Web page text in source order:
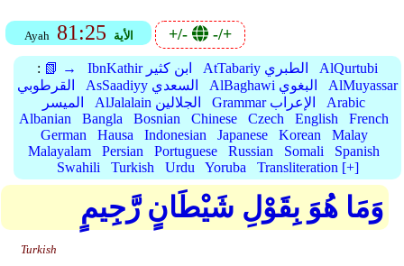
Ayah 81:25 الأية +/- -/+
: 📗 → IbnKathir ابن كثير AtTabariy الطبري
AlQurtubi
القرطوبي
AsSaadiyy السعدي AlBaghawi البغوي
AlMuyassar
الميسر
AlJalalain الجلالين Grammar الإعراب
Arabic
Albanian
Bangla Bosnian Chinese Czech English
French
German
Hausa Indonesian Japanese Korean
Malay
Malayalam
Persian Portuguese Russian Somali
Spanish
Swahili
Turkish Urdu Yoruba Transliteration [+]
وَمَا هُوَ بِقَوْلِ شَيْطَانٍ رَّجِيمٍ
Turkish